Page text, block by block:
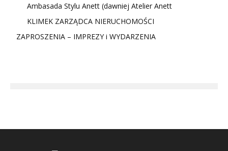
Ambasada Stylu Anett (dawniej Atelier Anett
KLIMEK ZARZĄDCA NIERUCHOMOŚCI
ZAPROSZENIA – IMPREZY i WYDARZENIA